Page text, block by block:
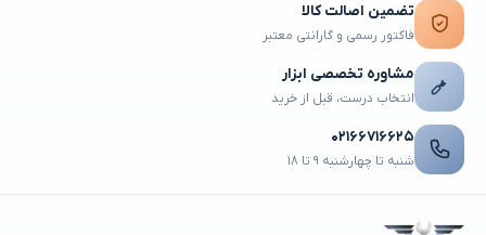
تضمین اصالت کالا
فاکتور رسمی و گارانتی معتبر
مشاوره تخصصی ابزار
انتخاب درست، قبل از خرید
۰۲۱۶۶۷۱۶۶۲۵
شنبه تا چهارشنبه ۹ تا ۱۸